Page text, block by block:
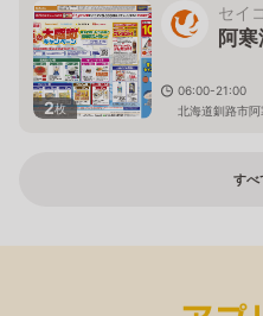
2枚
セイ
阿
06:00-21:00
北海道釧路市
すべ